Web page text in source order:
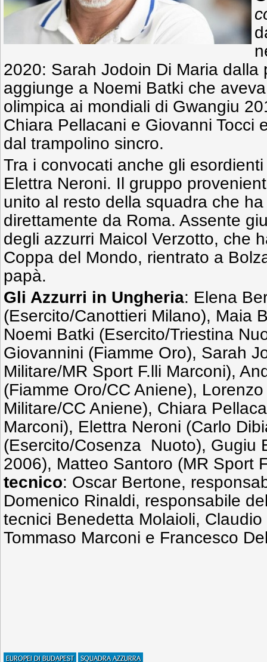
2020: Sarah Jodoin Di Maria dalla
aggiunge a Noemi Batki che
olimpica ai mondiali di Gwangiu
Chiara Pellacani e Giovanni Tocci
dal trampolino sincro.
Tra i convocati anche gli
Elettra Neroni. Il gruppo
unito al resto della squadra che
direttamente da Roma. Assente
degli azzurri Maicol Verzotto, che
Coppa del Mondo, rientrato a
papà.
Gli Azzurri in Ungheria: Elena
(Esercito/Canottieri Milano), Maia
Noemi Batki (Esercito/Triestina
Giovannini (Fiamme Oro), Sarah
Militare/MR Sport F.lli Marconi),
(Fiamme Oro/CC Aniene),
Militare/CC Aniene), Chiara
Marconi), Elettra Neroni (Carlo
(Esercito/Cosenza Nuoto), Gugiu
2006), Matteo Santoro (MR Sport
tecnico: Oscar Bertone,
Domenico Rinaldi, responsabile
tecnici Benedetta Molaioli,
Tommaso Marconi e Francesco
EUROPEI DI BUDAPEST SQUADRA AZZURRA